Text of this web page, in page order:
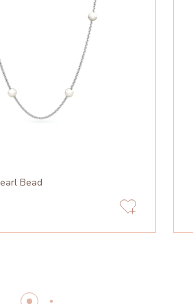
Bead